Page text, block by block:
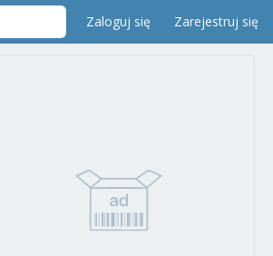
Zaloguj się Zarejestruj się